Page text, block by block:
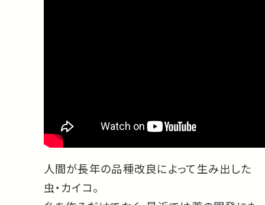
人間が長年の品種改良によって生み出した
虫・カイコ。